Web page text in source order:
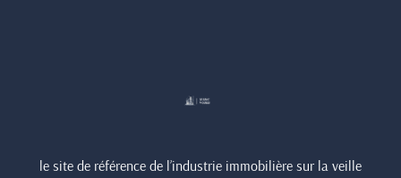
le site de référence de l’industrie immobilière sur la veille